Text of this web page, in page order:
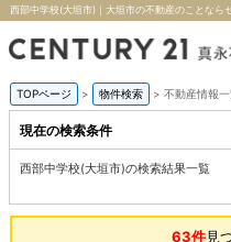
西部中学校(大垣市)｜大垣市の不動産のことなら
TOPページ > 物件検索 > 不動産情報一
現在の検索条件
西部中学校(大垣市)の検索結果一覧
63件見